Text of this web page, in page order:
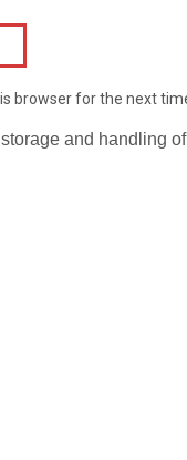
browser for the next
and handling